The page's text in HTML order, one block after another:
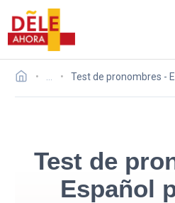
Test de pronombres -
Test de
Español